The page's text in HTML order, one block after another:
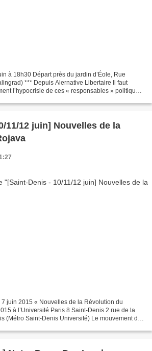
à 18h30 Départ près du jardin d’Éole, Rue
*** Depuis Alernative Libertaire Il faut
l’hypocrisie de ces « responsables » politiques
11/12 juin] Nouvelles de la
juin 2015 « Nouvelles de la Révolution du
à l’Université Paris 8 Saint-Denis 2 rue de la
(Métro Saint-Denis Université) Le mouvement de